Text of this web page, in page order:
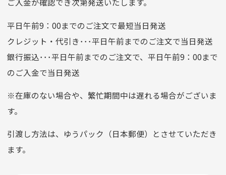
口座番号
0776226
口座名義
株式会社一条
クレジットカード
選びいただけない場合がございます。
平日午前9：00までのご注文で最短当日発送
クレジット・代引き･･･平日午前までのご注文で当日発送
銀行振込･･･平日午前までのご注文で、平日午前9：00まで
のご入金で当日発送
※在庫のない場合や、繁忙期間中は遅れる場合がございま
す。
引渡し方法は、ゆうパック（日本郵便）とさせていただき
ます。